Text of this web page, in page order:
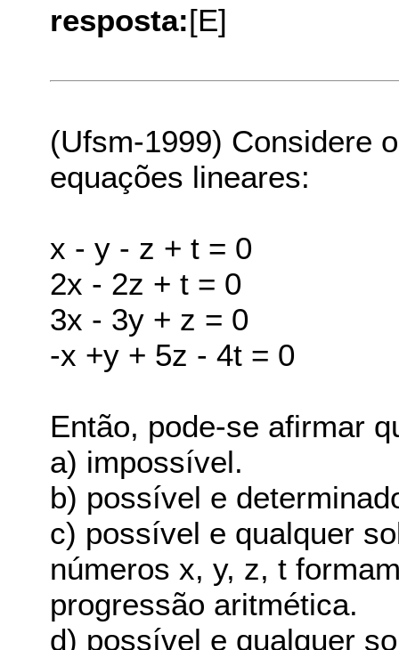
resposta:[E]
(Ufsm-1999) Considere
equações lineares:
x - y - z + t = 0
2x - 2z + t = 0
3x - 3y + z = 0
-x +y + 5z - 4t = 0
Então, pode-se afirmar
a) impossível.
b) possível e
c) possível e qualquer
números x, y, z, t
progressão aritmética.
d) possível e qualquer